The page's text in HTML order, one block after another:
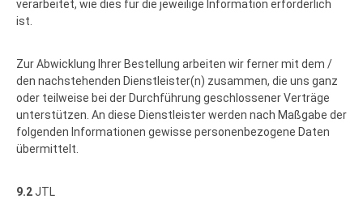
verarbeitet, wie dies für die jeweilige Information erforderlich
ist.
Zur Abwicklung Ihrer Bestellung arbeiten wir ferner mit dem /
den nachstehenden Dienstleister(n) zusammen, die uns ganz
oder teilweise bei der Durchführung geschlossener Verträge
unterstützen. An diese Dienstleister werden nach Maßgabe der
folgenden Informationen gewisse personenbezogene Daten
übermittelt.
9.2JTL